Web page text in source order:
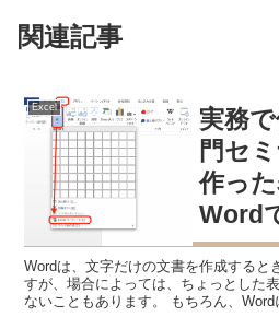
関連記事
Excel
実務
門セ
作っ
Word
Wordは、文字だけの文書を作成すると
すが、場合によっては、ちょっとした
ないこともあります。 もちろん、Word